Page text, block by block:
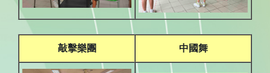
敲擊樂團 中國舞